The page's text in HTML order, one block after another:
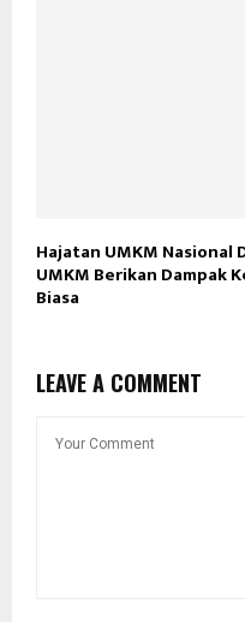
Hajatan UMKM Nasional
UMKM Berikan Dampak
Biasa
LEAVE A COMMENT